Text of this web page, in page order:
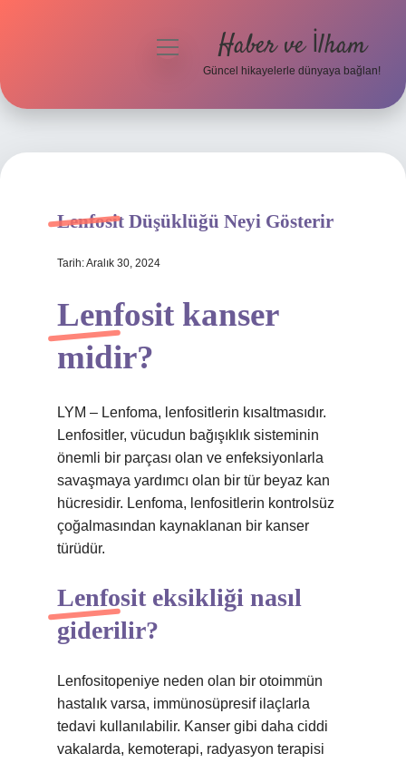
Hakkımızda
menüyü
Haber ve İlham
Güncel hikayelerle dünyaya bağlan!
Lenfosit Düşüklüğü Neyi Gösterir
Tarih: Aralık 30, 2024
Lenfosit kanser
midir?
LYM – Lenfoma, lenfositlerin kısaltmasıdır.
Lenfositler, vücudun bağışıklık sisteminin
önemli bir parçası olan ve enfeksiyonlarla
savaşmaya yardımcı olan bir tür beyaz kan
hücresidir. Lenfoma, lenfositlerin kontrolsüz
çoğalmasından kaynaklanan bir kanser
türüdür.
Lenfosit eksikliği nasıl
giderilir?
Lenfositopeniye neden olan bir otoimmün
hastalık varsa, immünosüpresif ilaçlarla
tedavi kullanılabilir. Kanser gibi daha ciddi
vakalarda, kemoterapi, radyasyon terapisi